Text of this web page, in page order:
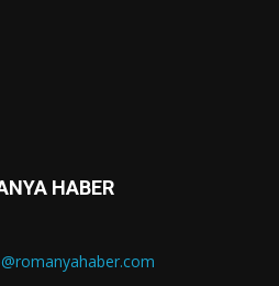
HABER